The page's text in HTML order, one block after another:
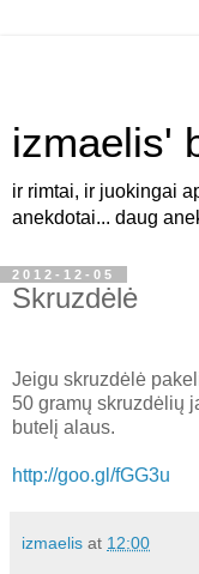
izmaelis'
ir rimtai, ir juokingai
anekdotai... daug
2012-12-05
Skruzdėlė
Jeigu skruzdėlė
50 gramų skruzdėlių
butelį alaus.
http://goo.gl/fGG3u
izmaelis at 12:00